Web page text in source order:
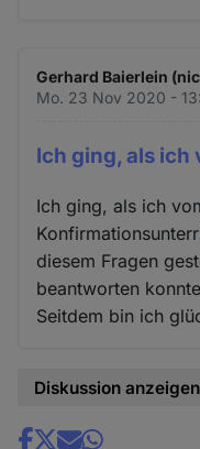
Gerhard Baierlein
Mo. 23 Nov 2020 -
Ich ging, als ich
Ich ging, als ich
diesem Fragen
beantworten
Seitdem bin ich
Diskussion anzeigen